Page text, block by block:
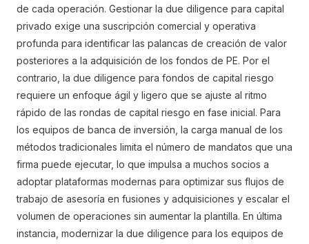
de cada operación. Gestionar la due diligence para capital
privado exige una suscripción comercial y operativa
profunda para identificar las palancas de creación de valor
posteriores a la adquisición de los fondos de PE. Por el
contrario, la due diligence para fondos de capital riesgo
requiere un enfoque ágil y ligero que se ajuste al ritmo
rápido de las rondas de capital riesgo en fase inicial. Para
los equipos de banca de inversión, la carga manual de los
métodos tradicionales limita el número de mandatos que una
firma puede ejecutar, lo que impulsa a muchos socios a
adoptar plataformas modernas para optimizar sus flujos de
trabajo de asesoría en fusiones y adquisiciones y escalar el
volumen de operaciones sin aumentar la plantilla. En última
instancia, modernizar la due diligence para los equipos de